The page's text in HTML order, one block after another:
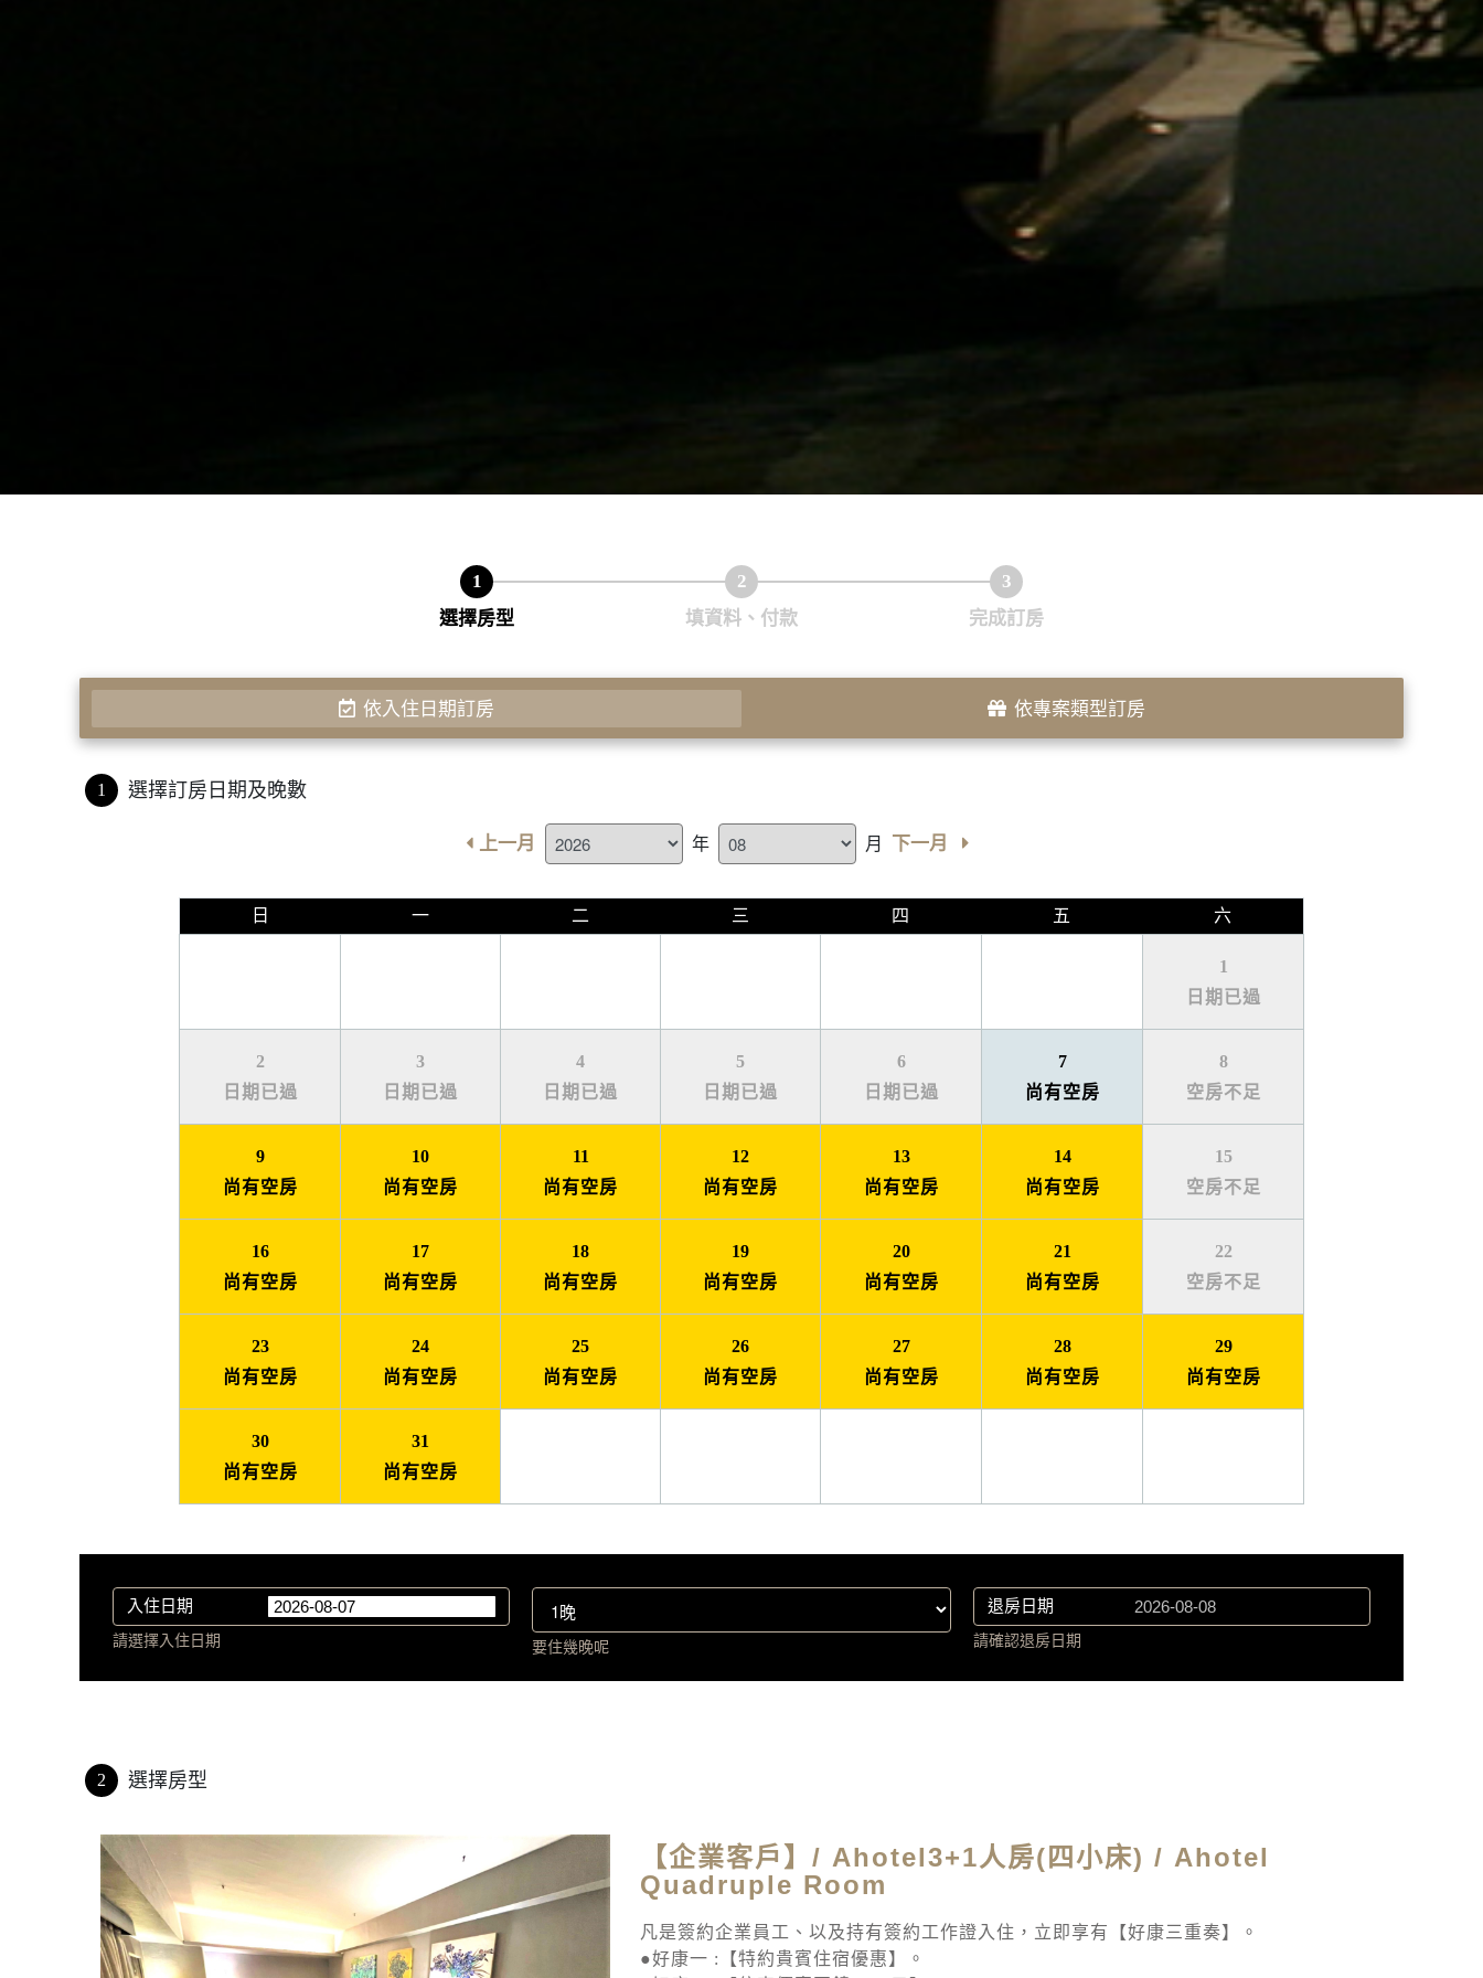
1
選擇房型
2
填資料、付款
3
完成訂房
依入住日期訂房 依專案類型訂房
1 選擇訂房日期及晚數
上一月 年 月 下一月
日 一 二 三 四 五 六
1
日期已過
2
日期已過
3
日期已過
4
日期已過
5
日期已過
6
日期已過
7
尚有空房
8
空房不足
9
尚有空房
10
尚有空房
11
尚有空房
12
尚有空房
13
尚有空房
14
尚有空房
15
空房不足
16
尚有空房
17
尚有空房
18
尚有空房
19
尚有空房
20
尚有空房
21
尚有空房
22
空房不足
23
尚有空房
24
尚有空房
25
尚有空房
26
尚有空房
27
尚有空房
28
尚有空房
29
尚有空房
30
尚有空房
31
尚有空房
入住日期
請選擇入住日期 要住幾晚呢
退房日期
請確認退房日期
2 選擇房型
【企業客戶】/ Ahotel3+1人房(四小床) / Ahotel
Quadruple Room
凡是簽約企業員工、以及持有簽約工作證入住，立即享有【好康三重奏】。
●好康一 :【特約貴賓住宿優惠】。